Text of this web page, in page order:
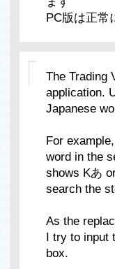
PC版は正常
The Trading
application.
Japanese
For
word in the
shows Kあ
search the
As the
I try to
box.